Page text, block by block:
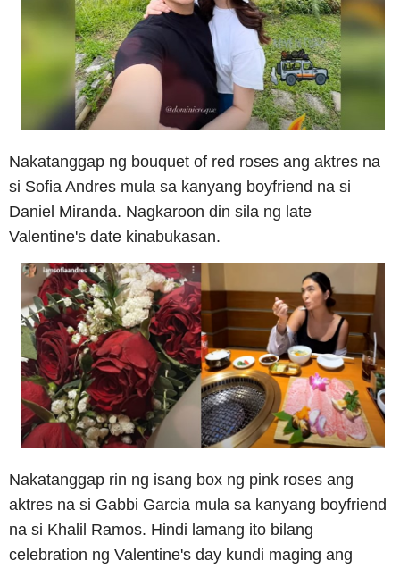
Nakatanggap ng bouquet of red roses ang aktres na
si Sofia Andres mula sa kanyang boyfriend na si
Daniel Miranda. Nagkaroon din sila ng late
Valentine's date kinabukasan.
Nakatanggap rin ng isang box ng pink roses ang
aktres na si Gabbi Garcia mula sa kanyang boyfriend
na si Khalil Ramos. Hindi lamang ito bilang
celebration ng Valentine's day kundi maging ang